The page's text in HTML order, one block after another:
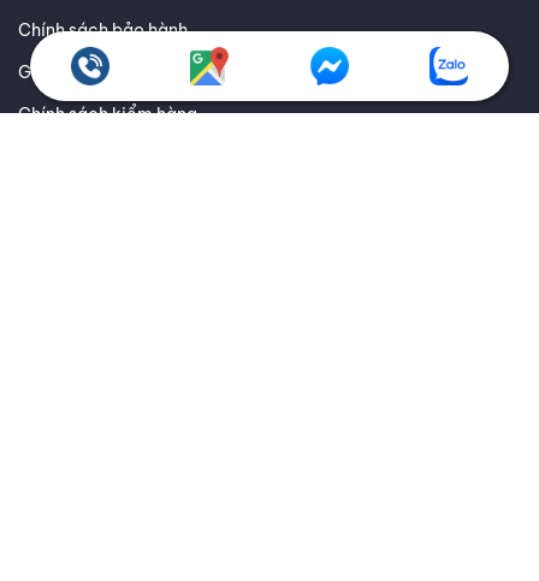
Chính sách bảo hành
Giao hàng toàn quốc
Chính sách kiểm hàng